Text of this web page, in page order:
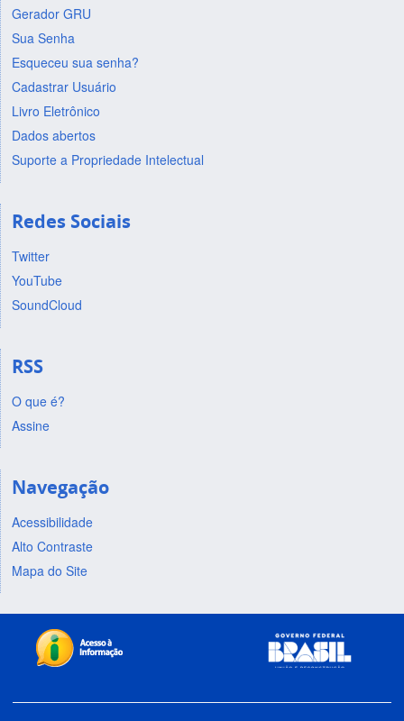
Gerador GRU
Sua Senha
Esqueceu sua senha?
Cadastrar Usuário
Livro Eletrônico
Dados abertos
Suporte a Propriedade Intelectual
Redes Sociais
Twitter
YouTube
SoundCloud
RSS
O que é?
Assine
Navegação
Acessibilidade
Alto Contraste
Mapa do Site